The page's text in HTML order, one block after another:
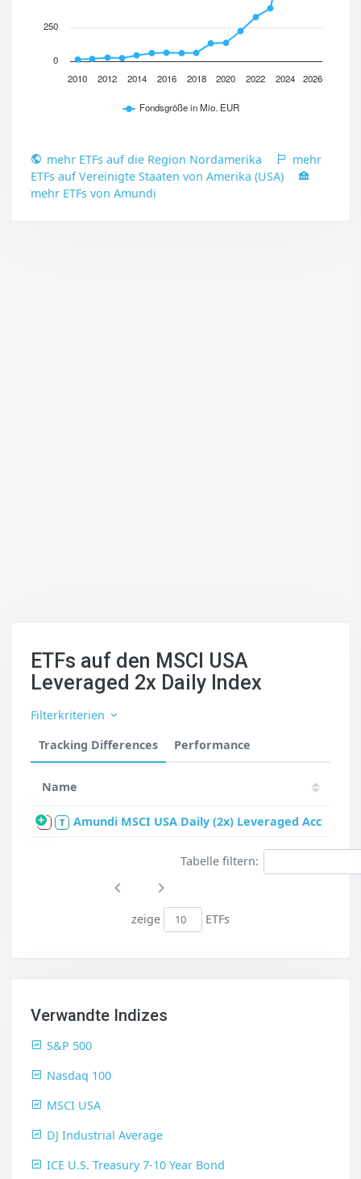
Fondsgröße in Mio. EUR
2010 2012 2014 2016 2018 2020 2022 2024 2026
0
250
mehr ETFs auf die Region Nordamerika
mehr
ETFs auf Vereinigte Staaten von Amerika (USA)
mehr ETFs von Amundi
ETFs auf den MSCI USA
Leveraged 2x Daily Index
Filterkriterien
Tracking Differences
Performance
Name
S T Amundi MSCI USA Daily (2x) Leveraged Acc
Tabelle filtern:
zeige ETFs
Verwandte Indizes
S&P 500
Nasdaq 100
MSCI USA
DJ Industrial Average
ICE U.S. Treasury 7-10 Year Bond